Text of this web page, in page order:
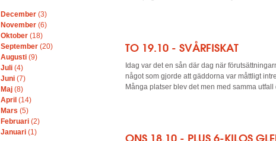
December (3)
November (6)
Oktober (18)
September (20)
Augusti (9)
Juli (4)
Juni (7)
Maj (8)
April (14)
Mars (5)
Februari (2)
Januari (1)
TO 19.10 - SVÅRFISKAT
Idag var det en sån där dag när
något som gjorde att gäddorna var måttligt
Många platser blev det men med samma
ONS 18.10 - PLUS 6-KILOS